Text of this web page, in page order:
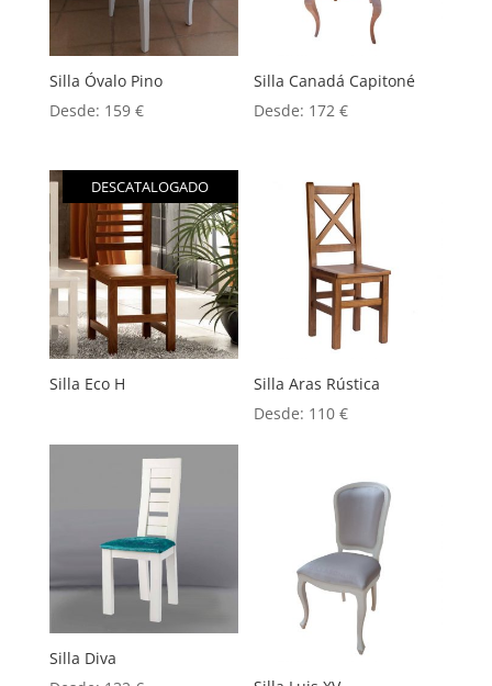
Silla Óvalo Pino
Desde: 159 €
Silla Canadá Capitoné
Desde: 172€
DESCATALOGADO
Silla Eco H
Silla Aras Rústica
Desde: 110€
Silla Diva